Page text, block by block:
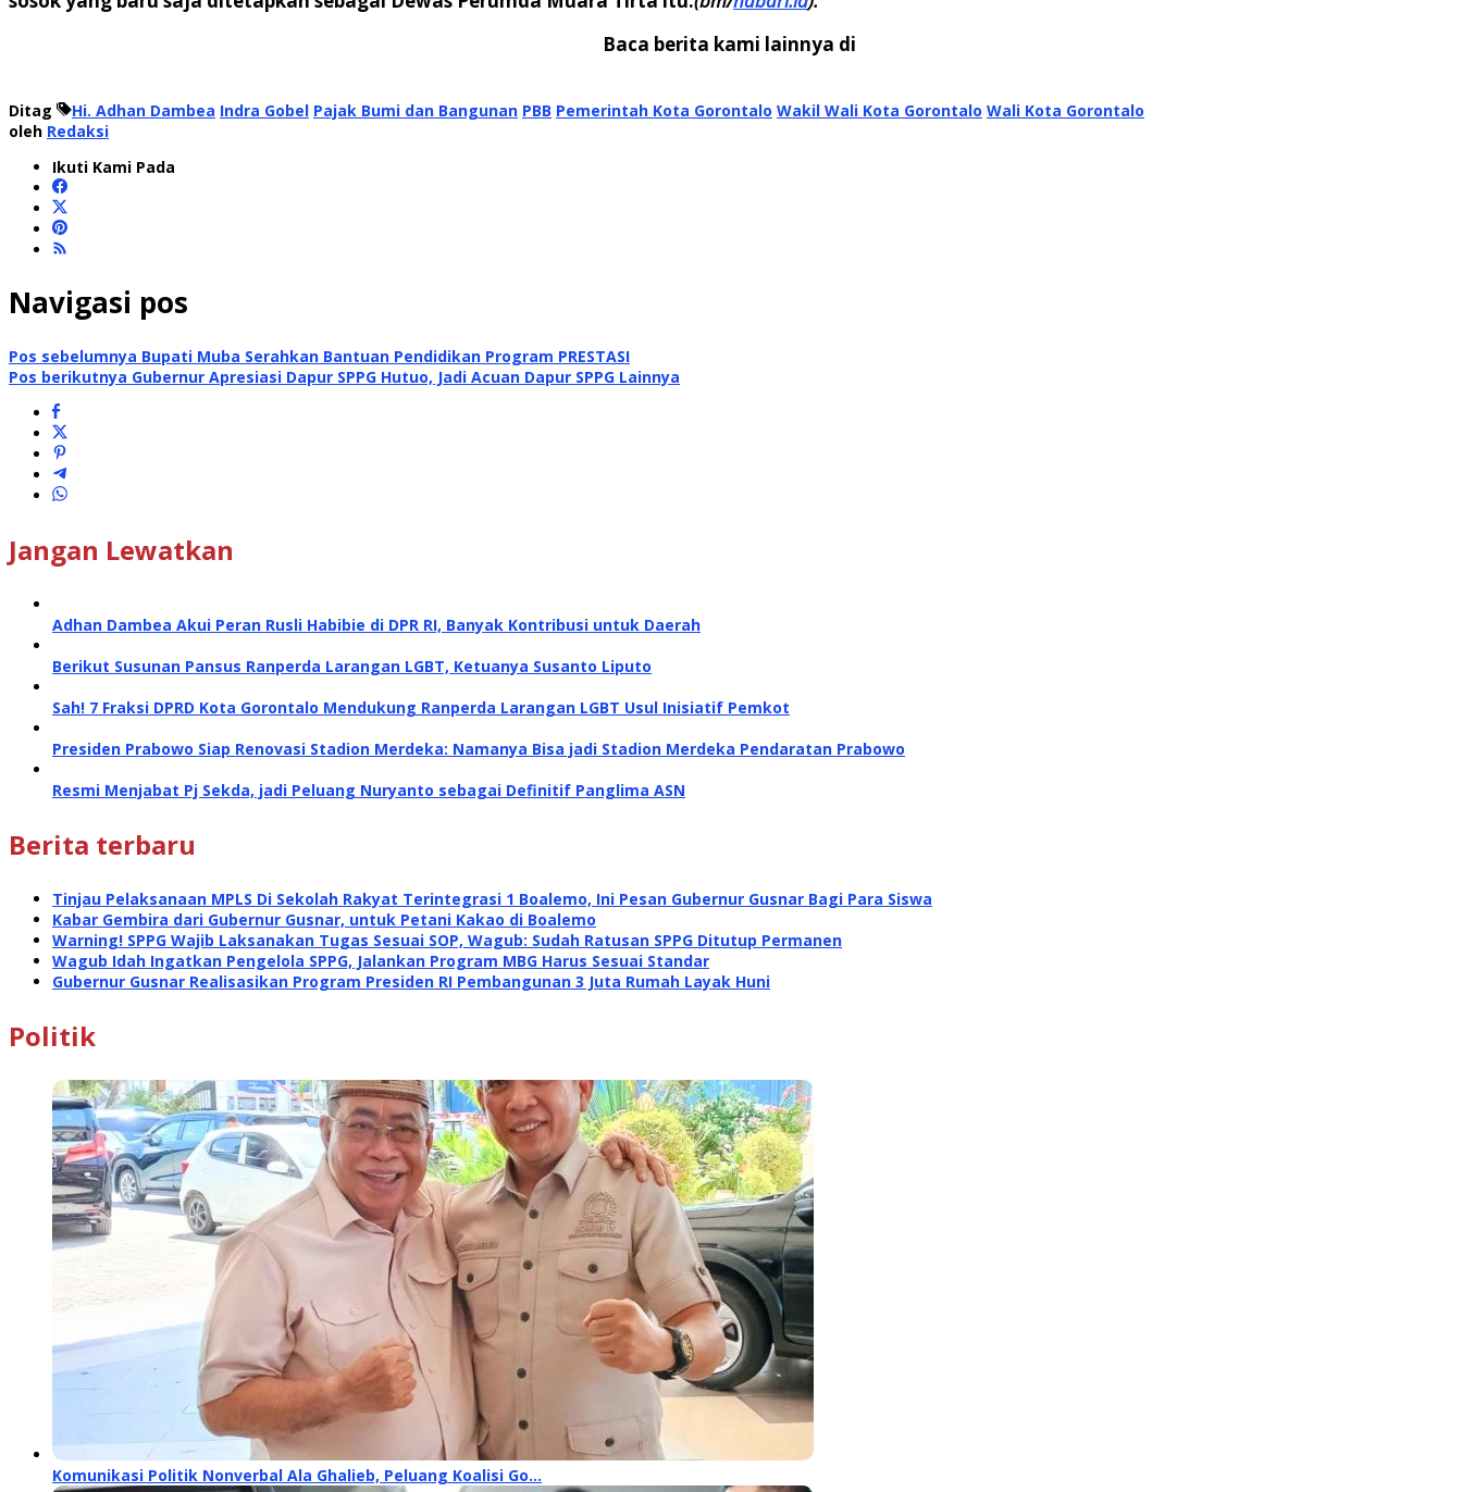
Baca berita kami lainnya di
Ditag Hi. Adhan Dambea Indra Gobel Pajak Bumi dan Bangunan PBB Pemerintah Kota Gorontalo Wakil Wali Kota Gorontalo Wali Kota Gorontalo
oleh Redaksi
Ikuti Kami Pada
Navigasi pos
Pos sebelumnya Bupati Muba Serahkan Bantuan Pendidikan Program PRESTASI
Pos berikutnya Gubernur Apresiasi Dapur SPPG Hutuo, Jadi Acuan Dapur SPPG Lainnya
Jangan Lewatkan
Adhan Dambea Akui Peran Rusli Habibie di DPR RI, Banyak Kontribusi untuk Daerah
Berikut Susunan Pansus Ranperda Larangan LGBT, Ketuanya Susanto Liputo
Sah! 7 Fraksi DPRD Kota Gorontalo Mendukung Ranperda Larangan LGBT Usul Inisiatif Pemkot
Presiden Prabowo Siap Renovasi Stadion Merdeka: Namanya Bisa jadi Stadion Merdeka Pendaratan Prabowo
Resmi Menjabat Pj Sekda, jadi Peluang Nuryanto sebagai Definitif Panglima ASN
Berita terbaru
Tinjau Pelaksanaan MPLS Di Sekolah Rakyat Terintegrasi 1 Boalemo, Ini Pesan Gubernur Gusnar Bagi Para Siswa
Kabar Gembira dari Gubernur Gusnar, untuk Petani Kakao di Boalemo
Warning! SPPG Wajib Laksanakan Tugas Sesuai SOP, Wagub: Sudah Ratusan SPPG Ditutup Permanen
Wagub Idah Ingatkan Pengelola SPPG, Jalankan Program MBG Harus Sesuai Standar
Gubernur Gusnar Realisasikan Program Presiden RI Pembangunan 3 Juta Rumah Layak Huni
Politik
Komunikasi Politik Nonverbal Ala Ghalieb, Peluang Koalisi Go…